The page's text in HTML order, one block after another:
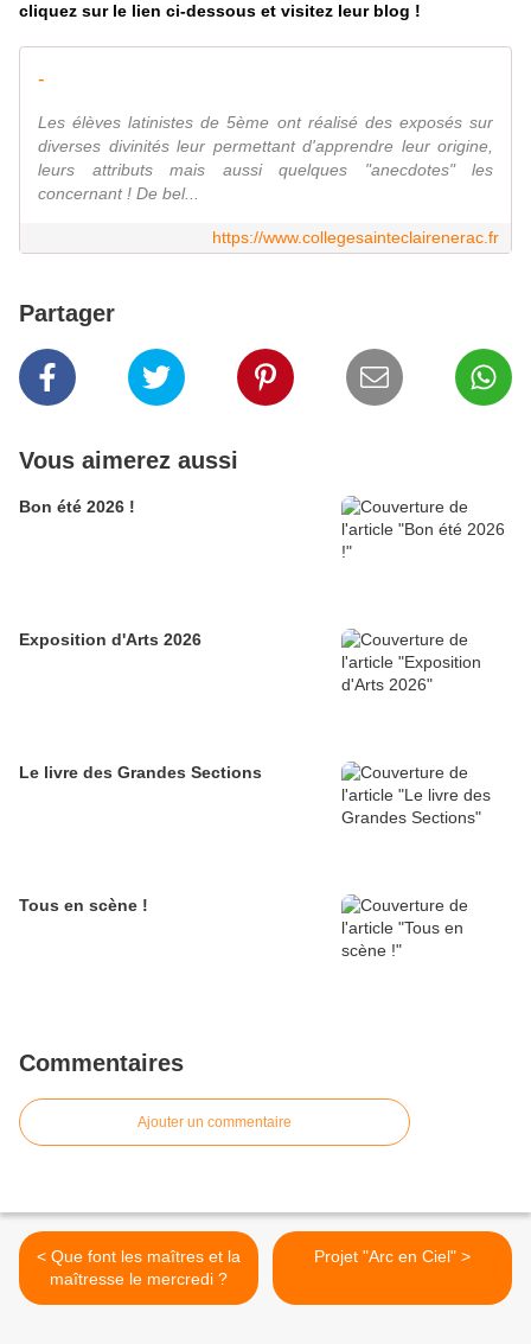
cliquez sur le lien ci-dessous et visitez leur blog !
-
Les élèves latinistes de 5ème ont réalisé des exposés sur
diverses divinités leur permettant d'apprendre leur origine,
leurs attributs mais aussi quelques "anecdotes" les
concernant ! De bel...
https://www.collegesainteclairenerac.fr
Partager
Vous aimerez aussi
Bon été 2026 !
Exposition d'Arts 2026
Le livre des Grandes Sections
Tous en scène !
Commentaires
Ajouter un commentaire
< Que font les maîtres et la
maîtresse le mercredi ?
Projet "Arc en Ciel" >